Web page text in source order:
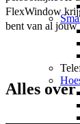
FlexWindow
bent van al jouw
Alles over